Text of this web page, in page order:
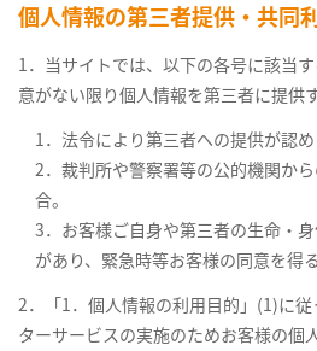
個人情報の第三者提供・共同
1．当サイトでは、以下の各号に該当
意がない限り個人情報を第三者に提供
1．法令により第三者への提供が認め
2．裁判所や警察署等の公的機関か
合。
3．お客様ご自身や第三者の生命・
があり、緊急時等お客様の同意を得
2．「1．個人情報の利用目的」(1)に
ターサービスの実施のためお客様の個